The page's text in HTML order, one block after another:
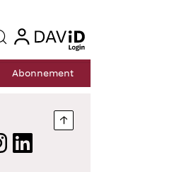
login
Abonnement
Nach oben springen
LinkedIn